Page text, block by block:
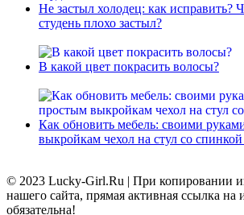
Не застыл холодец: как исправить?
студень плохо застыл?
В какой цвет покрасить волосы?
Как обновить мебель: своими
выкройкам чехол на стул со спинкой
© 2023 Lucky-Girl.Ru | При копировании
нашего сайта, прямая активная ссылка на
обязательна!